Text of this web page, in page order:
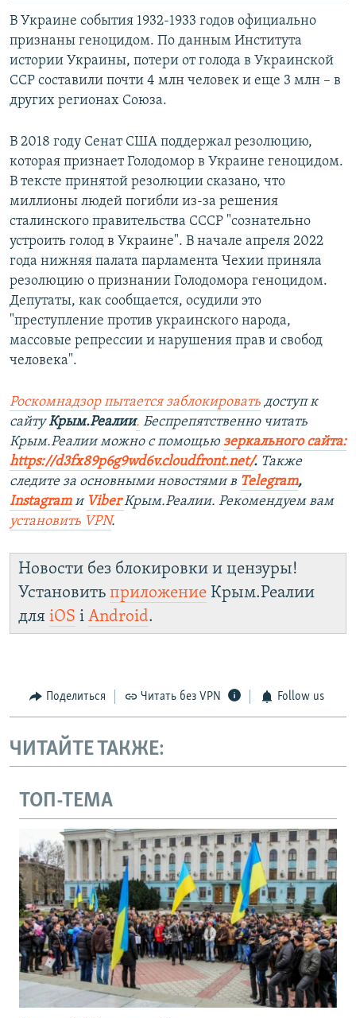
В Украине события 1932-1933 годов официально
признаны геноцидом. По данным Института
истории Украины, потери от голода в Украинской
ССР составили почти 4 млн человек и еще 3 млн – в
других регионах Союза.
В 2018 году Сенат США поддержал резолюцию,
которая признает Голодомор в Украине геноцидом.
В тексте принятой резолюции сказано, что
миллионы людей погибли из-за решения
сталинского правительства СССР "сознательно
устроить голод в Украине". В начале апреля 2022
года нижняя палата парламента Чехии приняла
резолюцию о признании Голодомора геноцидом.
Депутаты, как сообщается, осудили это
"преступление против украинского народа,
массовые репрессии и нарушения прав и свобод
человека".
Роскомнадзор пытается заблокировать доступ к
сайтуКрым.Реалии. Беспрепятственно читать
Крым.Реалии можно с помощью зеркального сайта:
https://d3fx89p6g9wd6v.cloudfront.net/. ​ Также
следите за основными новостями в Telegram,
Instagram и ViberКрым.Реалии. Рекомендуем вам
установить VPN.
Новости без блокировки и цензуры!
Установить приложение Крым.Реалии
для iOS і Android.
Поделиться Читать без VPN Follow us
ЧИТАЙТЕ ТАКЖЕ:
ТОП-ТЕМА